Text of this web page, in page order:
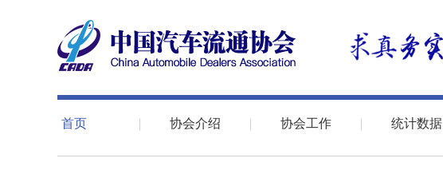
首页 协会介绍 协会工作 统计数据